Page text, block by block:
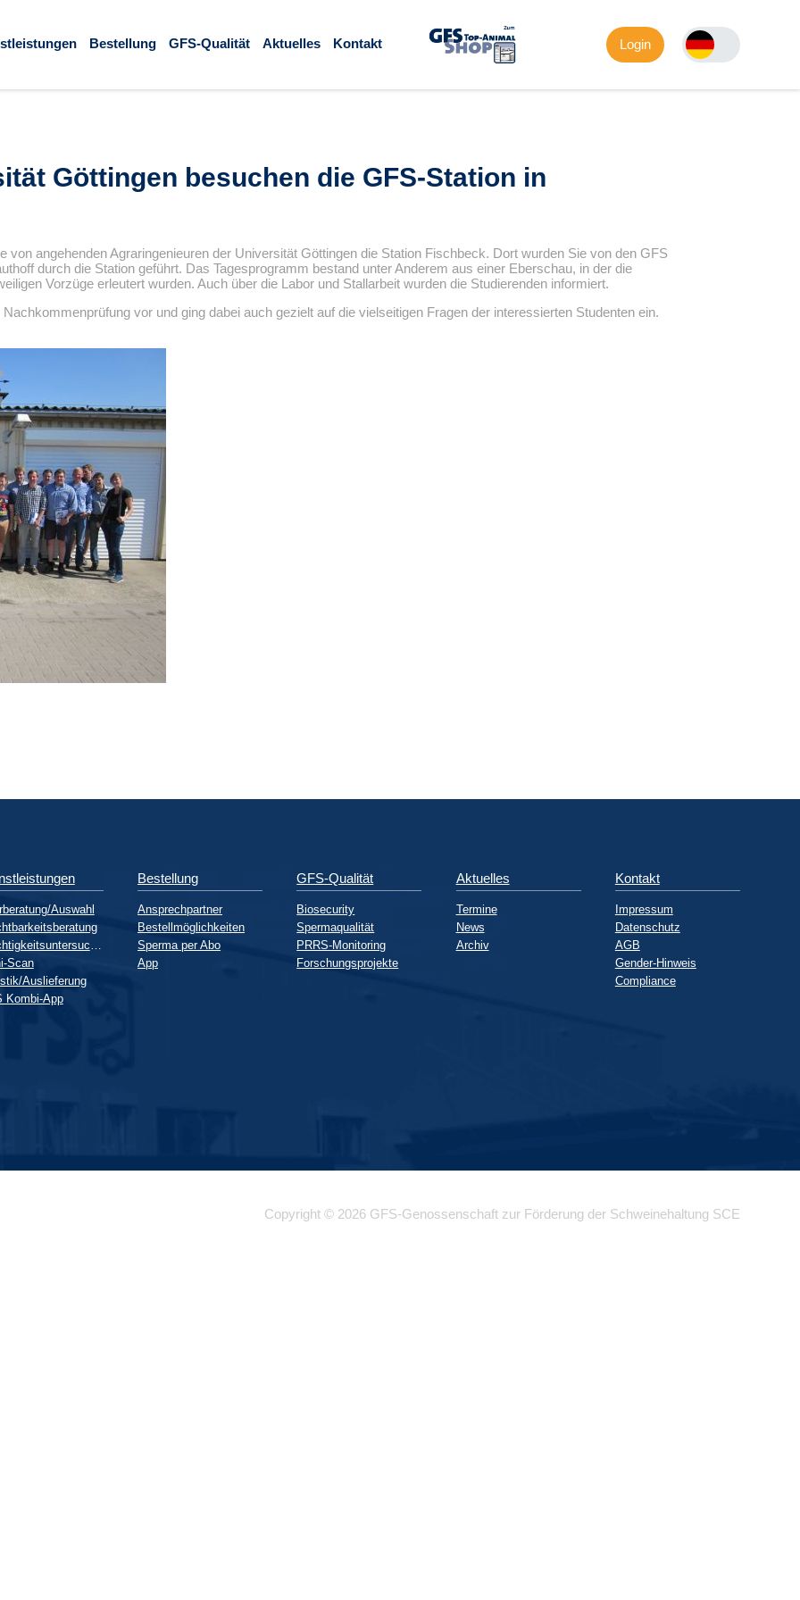
Bestellung GFS-Qualität Aktuelles Kontakt Login
Göttingen besuchen die GFS-Station in
von angehenden Agraringenieuren der Universität Göttingen die Station Fischbeck. Dort wurden Sie von den GFS
durch die Station geführt. Das Tagesprogramm bestand unter Anderem aus einer Eberschau, in der die
Vorzüge erleutert wurden. Auch über die Labor und Stallarbeit wurden die Studierenden informiert.
vor und ging dabei auch gezielt auf die vielseitigen Fragen der interessierten Studenten ein.
Auswahl
Scan
Auslieferung
Kombi-App
Bestellung
Ansprechpartner
Bestellmöglichkeiten
Sperma per Abo
App
GFS-Qualität
Biosecurity
Spermaqualität
PRRS-Monitoring
Forschungsprojekte
Aktuelles
Termine
News
Archiv
Kontakt
Impressum
Datenschutz
AGB
Gender-Hinweis
Compliance
Copyright © 2026 GFS-Genossenschaft zur Förderung der Schweinehaltung SCE